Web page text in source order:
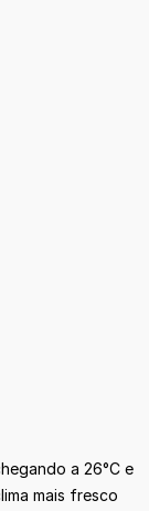
a 26°C e
mais fresco